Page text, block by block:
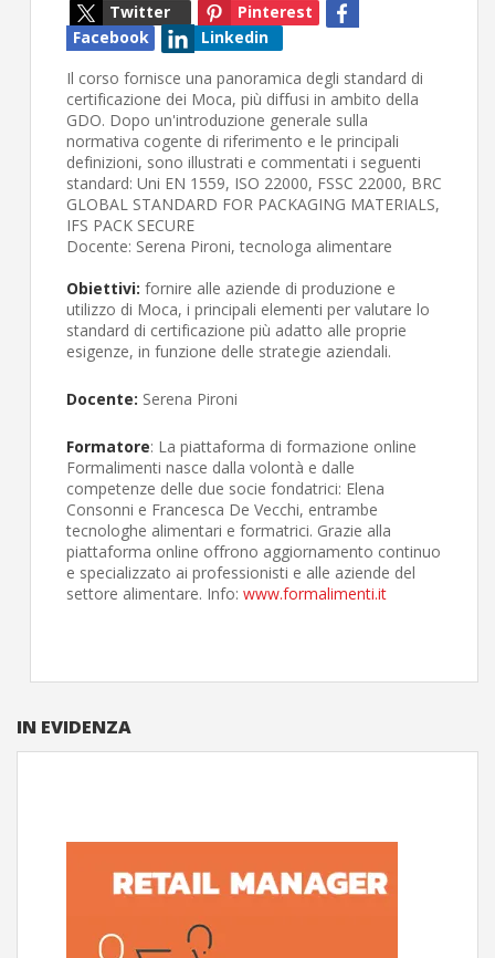
IN EVIDENZA
Twitter
Pinterest
Facebook
Linkedin
Il corso fornisce una panoramica degli standard di
certificazione dei Moca, più diffusi in ambito della
GDO. Dopo un'introduzione generale sulla
normativa cogente di riferimento e le principali
definizioni, sono illustrati e commentati i seguenti
standard: Uni EN 1559, ISO 22000, FSSC 22000, BRC
GLOBAL STANDARD FOR PACKAGING MATERIALS,
IFS PACK SECURE
Docente: Serena Pironi, tecnologa alimentare
Obiettivi: fornire alle aziende di produzione e
utilizzo di Moca, i principali elementi per valutare lo
standard di certificazione più adatto alle proprie
esigenze, in funzione delle strategie aziendali.
Docente: Serena Pironi
Formatore: La piattaforma di formazione online
Formalimenti nasce dalla volontà e dalle
competenze delle due socie fondatrici: Elena
Consonni e Francesca De Vecchi, entrambe
tecnologhe alimentari e formatrici. Grazie alla
piattaforma online offrono aggiornamento continuo
e specializzato ai professionisti e alle aziende del
settore alimentare. Info: www.formalimenti.it